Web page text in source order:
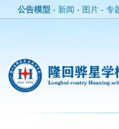
公告模型 - 新闻 - 图片 - 专